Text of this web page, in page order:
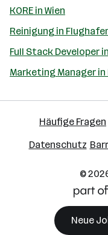
KORE in Wien
Reinigung in
Full Stack Developer
Marketing Manager
Häufige Fragen
Datenschutz
©
Neue